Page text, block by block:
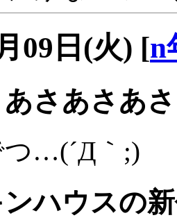
09日(火) [n
さあさあ
つ…(´Д｀;)
ンハウスの